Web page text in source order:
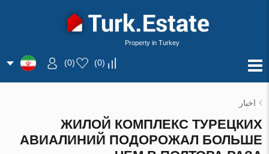
Property in Turkey
(
0
)
(
0
)
اخبار
ЖИЛОЙ КОМПЛЕКС ТУРЕЦКИХ
АВИАЛИНИЙ ПОДОРОЖАЛ БОЛЬШЕ